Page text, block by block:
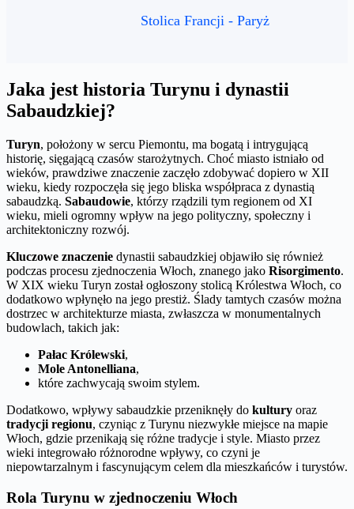
Stolica Francji - Paryż
Jaka jest historia Turynu i dynastii
Sabaudzkiej?
Turyn, położony w sercu Piemontu, ma bogatą i intrygującą
historię, sięgającą czasów starożytnych. Choć miasto istniało od
wieków, prawdziwe znaczenie zaczęło zdobywać dopiero w XII
wieku, kiedy rozpoczęła się jego bliska współpraca z dynastią
sabaudzką. Sabaudowie, którzy rządzili tym regionem od XI
wieku, mieli ogromny wpływ na jego polityczny, społeczny i
architektoniczny rozwój.
Kluczowe znaczenie dynastii sabaudzkiej objawiło się również
podczas procesu zjednoczenia Włoch, znanego jako Risorgimento.
W XIX wieku Turyn został ogłoszony stolicą Królestwa Włoch, co
dodatkowo wpłynęło na jego prestiż. Ślady tamtych czasów można
dostrzec w architekturze miasta, zwłaszcza w monumentalnych
budowlach, takich jak:
Pałac Królewski,
Mole Antonelliana,
które zachwycają swoim stylem.
Dodatkowo, wpływy sabaudzkie przeniknęły do kultury oraz
tradycji regionu, czyniąc z Turynu niezwykłe miejsce na mapie
Włoch, gdzie przenikają się różne tradycje i style. Miasto przez
wieki integrowało różnorodne wpływy, co czyni je
niepowtarzalnym i fascynującym celem dla mieszkańców i turystów.
Rola Turynu w zjednoczeniu Włoch